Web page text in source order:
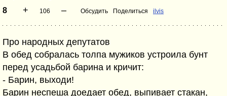
8 + 106 – Обсудить Поделиться ilvis
Про народных депутатов
В обед собралась толпа мужиков устроила бунт
перед усадьбой барина и кричит:
- Барин, выходи!
Барин неспеша доедает обед, выпивает стакан,